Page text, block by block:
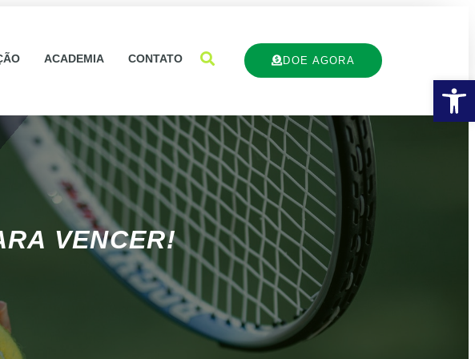
ACADEMIA CONTATO DOE AGORA
VENCER!